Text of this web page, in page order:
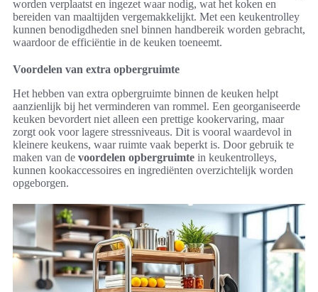
worden verplaatst en ingezet waar nodig, wat het koken en
bereiden van maaltijden vergemakkelijkt. Met een keukentrolley
kunnen benodigdheden snel binnen handbereik worden gebracht,
waardoor de efficiëntie in de keuken toeneemt.
Voordelen van extra opbergruimte
Het hebben van extra opbergruimte binnen de keuken helpt
aanzienlijk bij het verminderen van rommel. Een georganiseerde
keuken bevordert niet alleen een prettige kookervaring, maar
zorgt ook voor lagere stressniveaus. Dit is vooral waardevol in
kleinere keukens, waar ruimte vaak beperkt is. Door gebruik te
maken van de voordelen opbergruimte in keukentrolleys,
kunnen kookaccessoires en ingrediënten overzichtelijk worden
opgeborgen.